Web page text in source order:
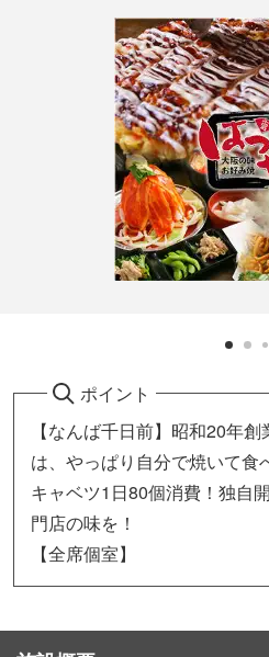
ポイント
【なんば千日前】昭和20年
は、やっぱり自分で焼いて食
キャベツ1日80個消費！独自
門店の味を！
【全席個室】